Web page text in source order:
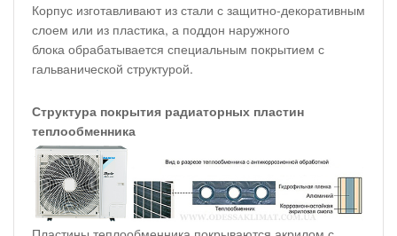
Корпус изготавливают из стали с защитно-декоративным
слоем или из пластика, а поддон наружного
блока обрабатывается специальным покрытием с
гальванической структурой.
Структура покрытия радиаторных пластин
теплообменника